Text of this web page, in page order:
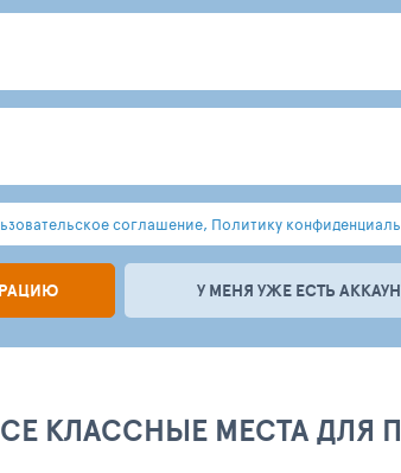
соглашение, Политику
У МЕНЯ УЖЕ ЕСТЬ
КЛАССНЫЕ МЕСТА ДЛЯ